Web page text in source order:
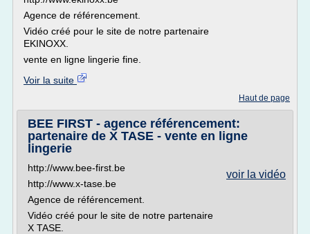
Agence de référencement.
Vidéo créé pour le site de notre partenaire
EKINOXX.
vente en ligne lingerie fine.
Voir la suite
Haut de page
BEE FIRST - agence référencement:
partenaire de X TASE - vente en ligne
lingerie
voir la vidéo
http://www.bee-first.be
http://www.x-tase.be
Agence de référencement.
Vidéo créé pour le site de notre partenaire
X TASE.